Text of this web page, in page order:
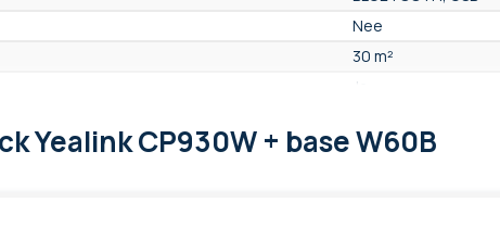
Nee
30 m²
Ja
Ja
Yealink CP930W + base W60B